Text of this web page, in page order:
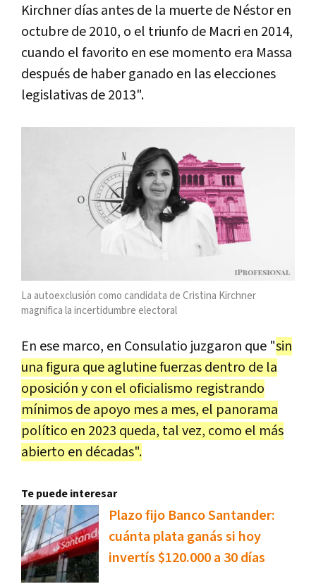
Kirchner días antes de la muerte de Néstor en
octubre de 2010, o el triunfo de Macri en 2014,
cuando el favorito en ese momento era Massa
después de haber ganado en las elecciones
legislativas de 2013".
La autoexclusión como candidata de Cristina Kirchner
magnifica la incertidumbre electoral
En ese marco, en Consulatio juzgaron que "sin
una figura que aglutine fuerzas dentro de la
oposición y con el oficialismo registrando
mínimos de apoyo mes a mes, el panorama
político en 2023 queda, tal vez, como el más
abierto en décadas".
Te puede interesar
Plazo fijo Banco Santander:
cuánta plata ganás si hoy
invertís $120.000 a 30 días